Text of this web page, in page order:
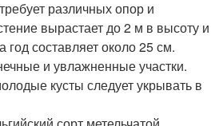
различных опор и
вырастает до 2 м в высоту и
составляет около 25 см.
и увлажненные участки.
кусты следует укрывать в